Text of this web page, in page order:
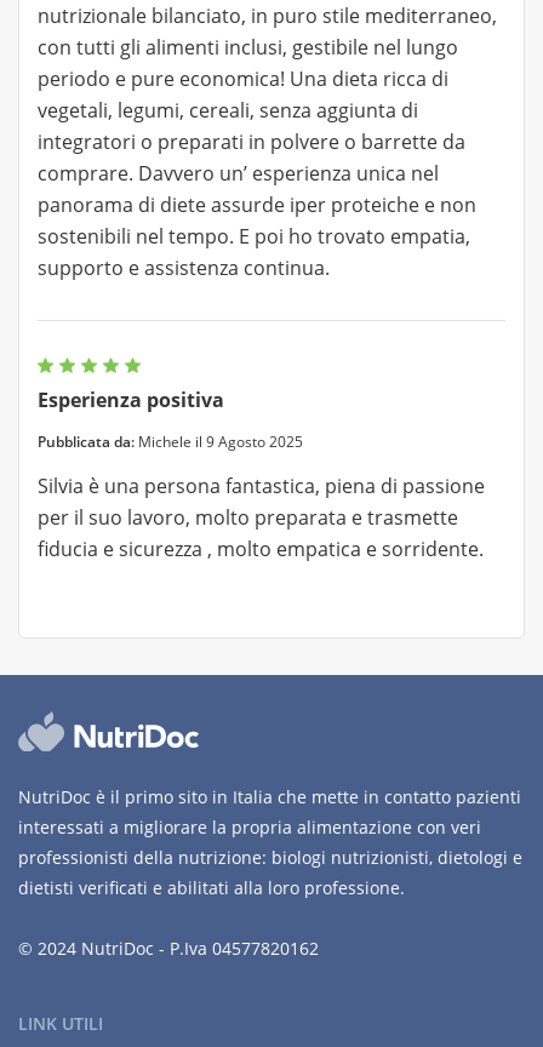
nutrizionale bilanciato, in puro stile mediterraneo,
con tutti gli alimenti inclusi, gestibile nel lungo
periodo e pure economica! Una dieta ricca di
vegetali, legumi, cereali, senza aggiunta di
integratori o preparati in polvere o barrette da
comprare. Davvero un’ esperienza unica nel
panorama di diete assurde iper proteiche e non
sostenibili nel tempo. E poi ho trovato empatia,
supporto e assistenza continua.
Esperienza positiva
Pubblicata da: Michele il 9 Agosto 2025
Silvia è una persona fantastica, piena di passione
per il suo lavoro, molto preparata e trasmette
fiducia e sicurezza , molto empatica e sorridente.
NutriDoc è il primo sito in Italia che mette in contatto pazienti
interessati a migliorare la propria alimentazione con veri
professionisti della nutrizione: biologi nutrizionisti, dietologi e
dietisti verificati e abilitati alla loro professione.
© 2024 NutriDoc - P.Iva 04577820162
LINK UTILI